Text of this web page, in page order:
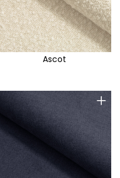
Ascot
+